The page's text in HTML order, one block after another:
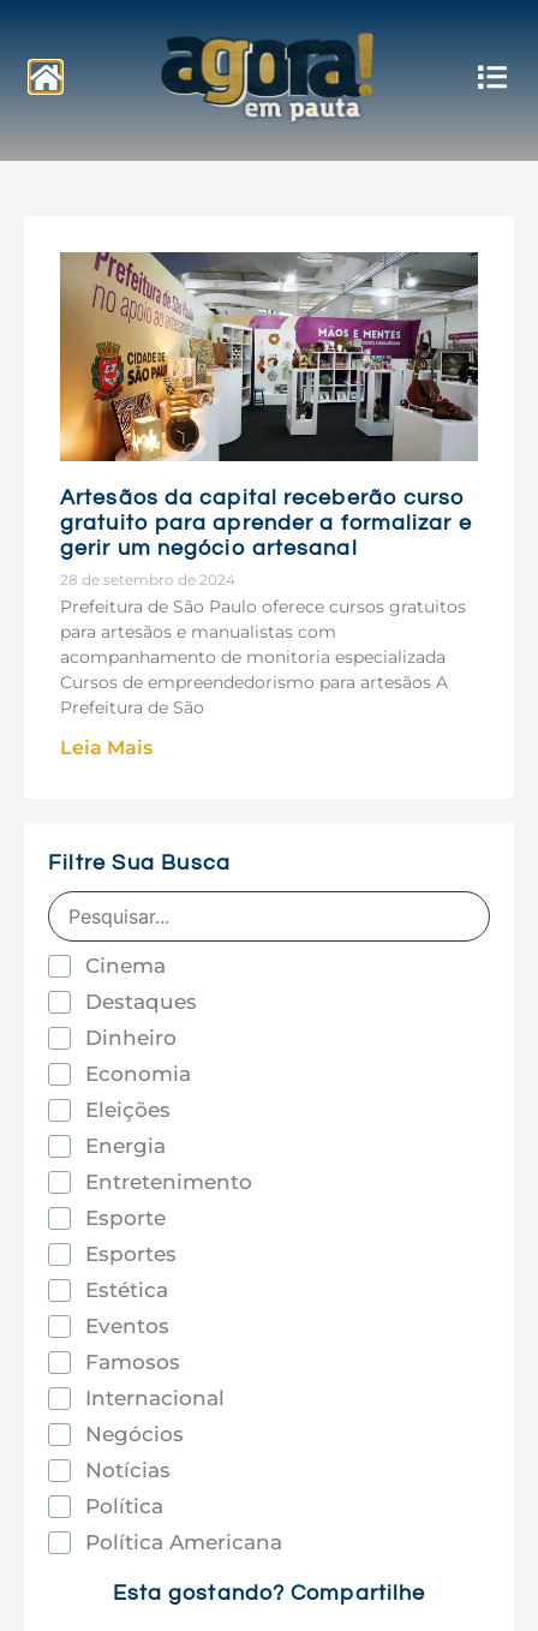
Notícias
Artesãos da capital receberão curso
gratuito para aprender a formalizar e
gerir um negócio artesanal
28 de setembro de 2024
Prefeitura de São Paulo oferece cursos gratuitos
para artesãos e manualistas com
acompanhamento de monitoria especializada
Cursos de empreendedorismo para artesãos A
Prefeitura de São
Leia Mais
Filtre Sua Busca
Cinema
Destaques
Dinheiro
Economia
Eleições
Energia
Entretenimento
Esporte
Esportes
Estética
Eventos
Famosos
Internacional
Negócios
Notícias
Política
Política Americana
Esta gostando? Compartilhe